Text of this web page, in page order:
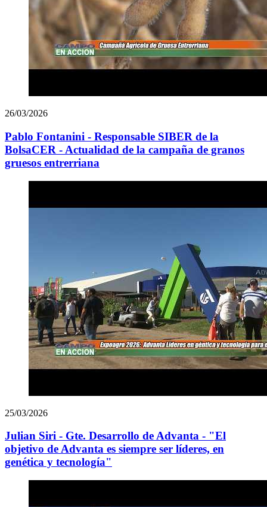
26/03/2026
Pablo Fontanini - Responsable SIBER de la
BolsaCER - Actualidad de la campaña de granos
gruesos entrerriana
25/03/2026
Julian Siri - Gte. Desarrollo de Advanta - "El
objetivo de Advanta es siempre ser líderes, en
genética y tecnología"